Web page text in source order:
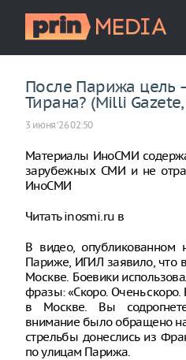
После Парижа цель
Тирана? (Milli
3 июня ‘26 02:50
Материалы ИноСМИ
зарубежных СМИ и не
ИноСМИ
Читать inosmi.ru в
В видео, опубликованном
Париже, ИГИЛ заявило, что
Москве. Боевики
фразы: «Скоро. Очень
в Москве. Вы
внимание было обращено
стрельбы донеслись из
по улицам Парижа.